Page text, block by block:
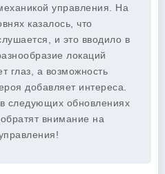
управления. На
казалось, что
и это вводило в
локаций
глаз, а возможность
добавляет интереса.
следующих обновлениях
внимание на